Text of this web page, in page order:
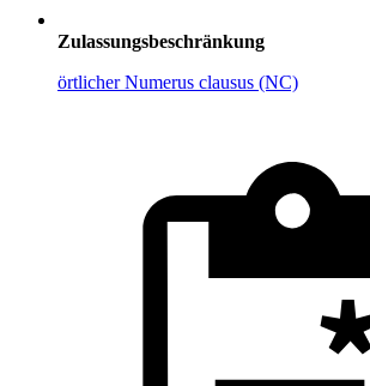
Zulassungsbeschränkung
örtlicher Numerus clausus (NC)